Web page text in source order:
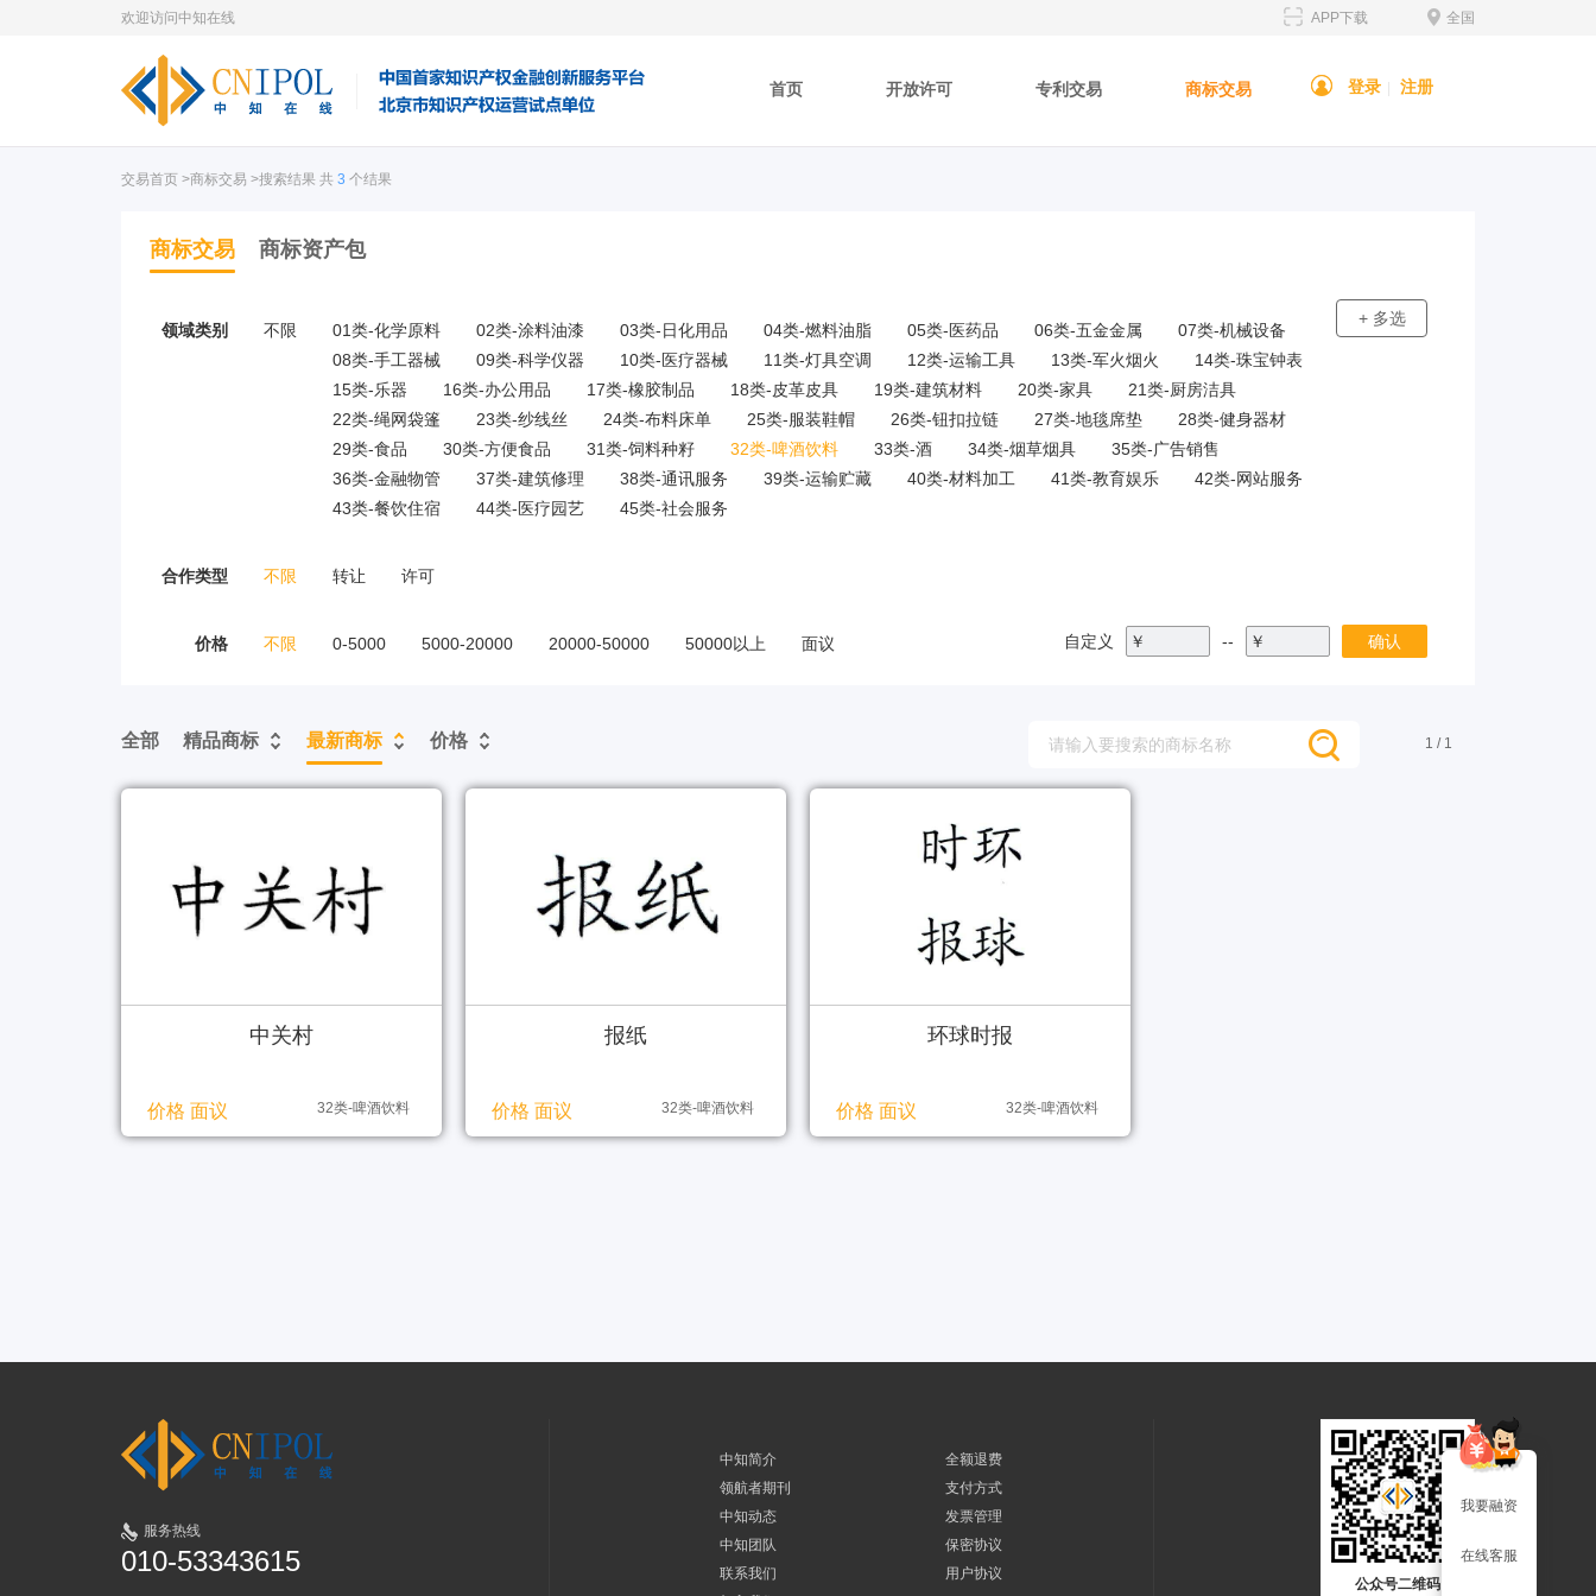
欢迎访问中知在线 全国
APP下载
首页 开放许可 专利交易 商标交易 登录 注册
交易首页 >商标交易 >搜索结果 共 3 个结果
商标交易 商标资产包
领域类别 不限 01类-化学原料 02类-涂料油漆 03类-日化用品 04类-燃料油脂 05类-医药品 06类-五金金属
07类-机械设备
08类-手工器械
09类-科学仪器 10类-医疗器械 11类-灯具空调 12类-运输工具 13类-军火烟火
14类-珠宝钟表
15类-乐器
16类-办公用品 17类-橡胶制品 18类-皮革皮具 19类-建筑材料 20类-家具
21类-厨房洁具
22类-绳网袋篷
23类-纱线丝 24类-布料床单 25类-服装鞋帽 26类-钮扣拉链 27类-地毯席垫
28类-健身器材
29类-食品
30类-方便食品 31类-饲料种籽 32类-啤酒饮料 33类-酒 34类-烟草烟具
35类-广告销售
36类-金融物管
37类-建筑修理 38类-通讯服务 39类-运输贮藏 40类-材料加工 41类-教育娱乐
42类-网站服务
43类-餐饮住宿
44类-医疗园艺 45类-社会服务
+ 多选
合作类型 不限 转让 许可
价格 不限 0-5000 5000-20000 20000-50000 50000以上 面议 自定义 ￥ -- ￥ 确认
全部 精品商标 最新商标 价格 1 / 1
中关村
价格 面议 32类-啤酒饮料
报纸
价格 面议 32类-啤酒饮料
环球时报
价格 面议 32类-啤酒饮料
服务热线
010-53343615
中知简介
领航者期刊
中知动态
中知团队
联系我们
全额退费
支付方式
发票管理
保密协议
用户协议
公众号二维码
我要融资
在线客服